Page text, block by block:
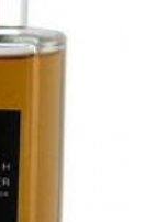
Telegram
WhatsApp
Viber
ВКонтакте